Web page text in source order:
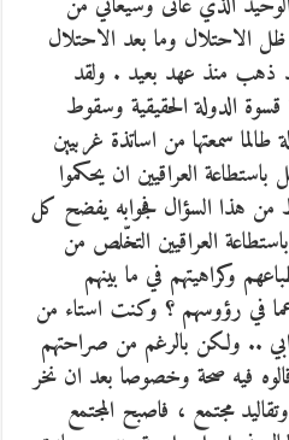
الاحتلال وما بعد الاحتلال
ذهب منذ عهد بعيد . ولقد
الدولة الحقيقية وسقوط
سمعتها من اساتذة غربيين
العراقيين ان يحكموا
من هذا السؤال فجوابه يفضح كل
العراقيين التخّلص من
وكراهيتهم في ما بينهم
في رؤوسهم ؟ وكنت استاء من
.. ولكن بالرغم من صراحتهم
فيه صحة وخصوصا بعد ان نخر
مجتمع ، فاصبح المجتمع